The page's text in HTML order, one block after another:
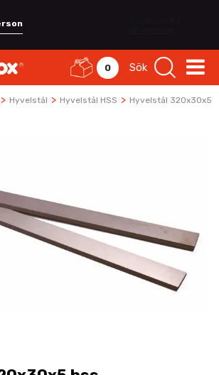
0 Sök
> Hyvelstål > Hyvelstål HSS > Hyvelstål 320x30x5